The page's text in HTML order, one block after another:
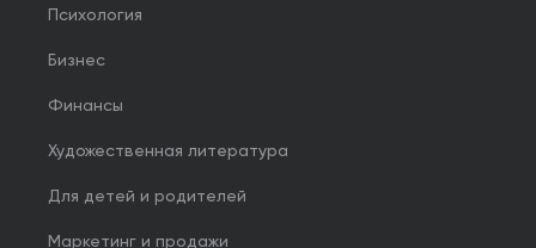
Психология
Бизнес
Финансы
Художественная литература
Для детей и родителей
Маркетинг и продажи